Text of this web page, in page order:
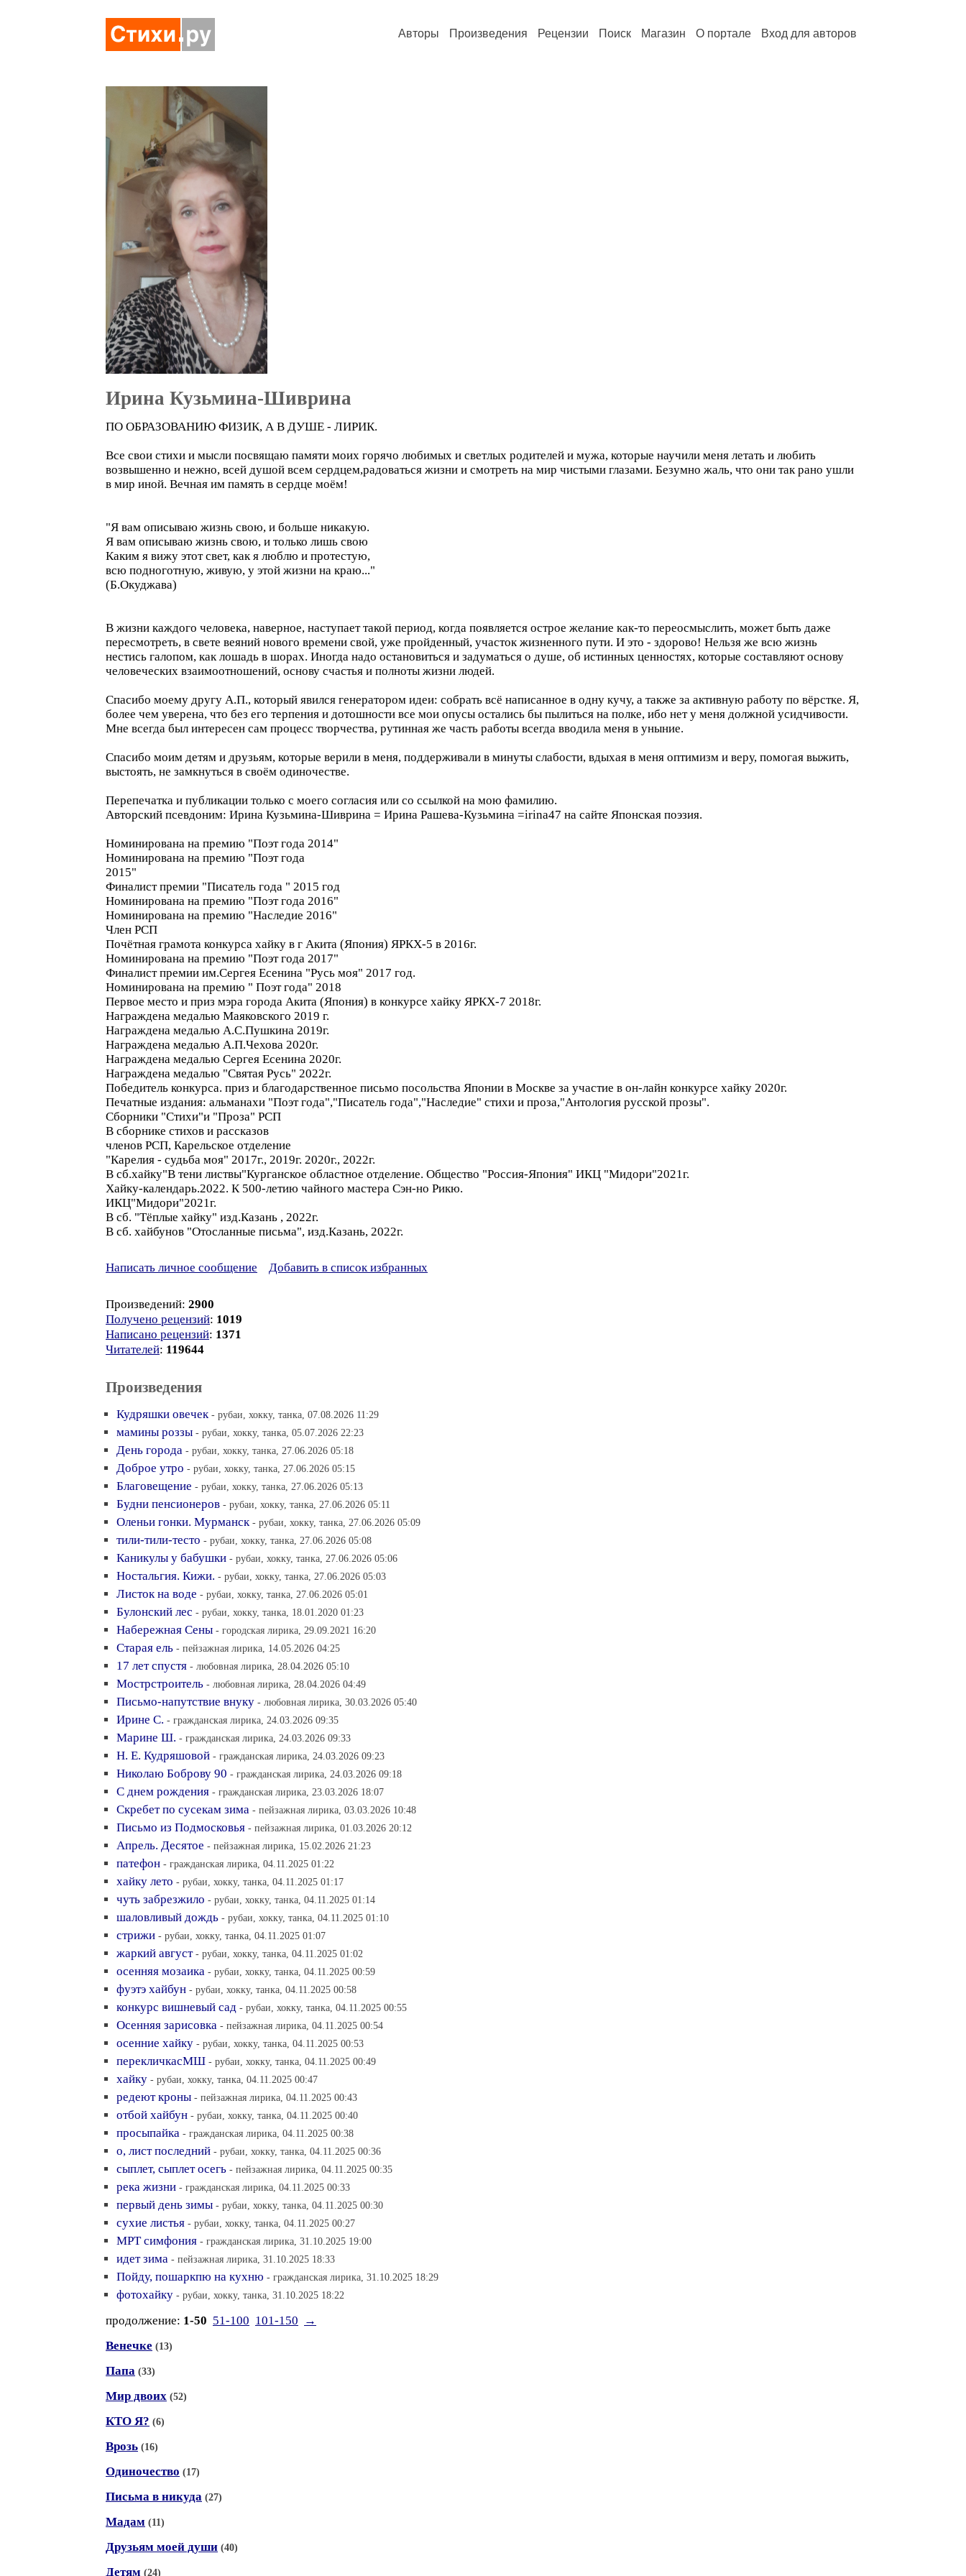
Авторы Произведения Рецензии Поиск Магазин О портале Вход для авторов
Ирина Кузьмина-Шиврина
ПО ОБРАЗОВАНИЮ ФИЗИК, А В ДУШЕ - ЛИРИК.
Все свои стихи и мысли посвящаю памяти моих горячо любимых и светлых родителей и мужа, которые научили меня летать и любить
возвышенно и нежно, всей душой всем сердцем,радоваться жизни и смотреть на мир чистыми глазами. Безумно жаль, что они так рано ушли
в мир иной. Вечная им память в сердце моём!
"Я вам описываю жизнь свою, и больше никакую.
Я вам описываю жизнь свою, и только лишь свою
Каким я вижу этот свет, как я люблю и протестую,
всю подноготную, живую, у этой жизни на краю..."
(Б.Окуджава)
В жизни каждого человека, наверное, наступает такой период, когда появляется острое желание как-то переосмыслить, может быть даже
пересмотреть, в свете веяний нового времени свой, уже пройденный, участок жизненного пути. И это - здорово! Нельзя же всю жизнь
нестись галопом, как лошадь в шорах. Иногда надо остановиться и задуматься о душе, об истинных ценностях, которые составляют основу
человеческих взаимоотношений, основу счастья и полноты жизни людей.
Спасибо моему другу А.П., который явился генератором идеи: собрать всё написанное в одну кучу, а также за активную работу по вёрстке. Я,
более чем уверена, что без его терпения и дотошности все мои опусы остались бы пылиться на полке, ибо нет у меня должной усидчивости.
Мне всегда был интересен сам процесс творчества, рутинная же часть работы всегда вводила меня в уныние.
Спасибо моим детям и друзьям, которые верили в меня, поддерживали в минуты слабости, вдыхая в меня оптимизм и веру, помогая выжить,
выстоять, не замкнуться в своём одиночестве.
Перепечатка и публикации только с моего согласия или со ссылкой на мою фамилию.
Авторский псевдоним: Ирина Кузьмина-Шиврина = Ирина Рашева-Кузьмина =irina47 на сайте Японская поэзия.
Номинирована на премию "Поэт года 2014"
Номинирована на премию "Поэт года
2015"
Финалист премии "Писатель года " 2015 год
Номинирована на премию "Поэт года 2016"
Номинирована на премию "Наследие 2016"
Член РСП
Почётная грамота конкурса хайку в г Акита (Япония) ЯРКХ-5 в 2016г.
Номинирована на премию "Поэт года 2017"
Финалист премии им.Сергея Есенина "Русь моя" 2017 год.
Номинирована на премию " Поэт года" 2018
Первое место и приз мэра города Акита (Япония) в конкурсе хайку ЯРКХ-7 2018г.
Награждена медалью Маяковского 2019 г.
Награждена медалью А.С.Пушкина 2019г.
Награждена медалью А.П.Чехова 2020г.
Награждена медалью Сергея Есенина 2020г.
Награждена медалью "Святая Русь" 2022г.
Победитель конкурса. приз и благодарственное письмо посольства Японии в Москве за участие в он-лайн конкурсе хайку 2020г.
Печатные издания: альманахи "Поэт года","Писатель года","Наследие" стихи и проза,"Антология русской прозы".
Сборники "Стихи"и "Проза" РСП
В сборнике стихов и рассказов
членов РСП, Карельское отделение
"Карелия - судьба моя" 2017г., 2019г. 2020г., 2022г.
В сб.хайку"В тени листвы"Курганское областное отделение. Общество "Россия-Япония" ИКЦ "Мидори"2021г.
Хайку-календарь.2022. К 500-летию чайного мастера Сэн-но Рикю.
ИКЦ"Мидори"2021г.
В сб. "Тёплые хайку" изд.Казань , 2022г.
В сб. хайбунов "Отосланные письма", изд.Казань, 2022г.
Написать личное сообщение Добавить в список избранных
Произведений: 2900
Получено рецензий: 1019
Написано рецензий: 1371
Читателей: 119644
Произведения
Кудряшки овечек - рубаи, хокку, танка, 07.08.2026 11:29
мамины роззы - рубаи, хокку, танка, 05.07.2026 22:23
День города - рубаи, хокку, танка, 27.06.2026 05:18
Доброе утро - рубаи, хокку, танка, 27.06.2026 05:15
Благовещение - рубаи, хокку, танка, 27.06.2026 05:13
Будни пенсионеров - рубаи, хокку, танка, 27.06.2026 05:11
Оленьи гонки. Мурманск - рубаи, хокку, танка, 27.06.2026 05:09
тили-тили-тесто - рубаи, хокку, танка, 27.06.2026 05:08
Каникулы у бабушки - рубаи, хокку, танка, 27.06.2026 05:06
Ностальгия. Кижи. - рубаи, хокку, танка, 27.06.2026 05:03
Листок на воде - рубаи, хокку, танка, 27.06.2026 05:01
Булонский лес - рубаи, хокку, танка, 18.01.2020 01:23
Набережная Сены - городская лирика, 29.09.2021 16:20
Старая ель - пейзажная лирика, 14.05.2026 04:25
17 лет спустя - любовная лирика, 28.04.2026 05:10
Мострстроитель - любовная лирика, 28.04.2026 04:49
Письмо-напутствие внуку - любовная лирика, 30.03.2026 05:40
Ирине С. - гражданская лирика, 24.03.2026 09:35
Марине Ш. - гражданская лирика, 24.03.2026 09:33
Н. Е. Кудряшовой - гражданская лирика, 24.03.2026 09:23
Николаю Боброву 90 - гражданская лирика, 24.03.2026 09:18
С днем рождения - гражданская лирика, 23.03.2026 18:07
Скребет по сусекам зима - пейзажная лирика, 03.03.2026 10:48
Письмо из Подмосковья - пейзажная лирика, 01.03.2026 20:12
Апрель. Десятое - пейзажная лирика, 15.02.2026 21:23
патефон - гражданская лирика, 04.11.2025 01:22
хайку лето - рубаи, хокку, танка, 04.11.2025 01:17
чуть забрезжило - рубаи, хокку, танка, 04.11.2025 01:14
шаловливый дождь - рубаи, хокку, танка, 04.11.2025 01:10
стрижи - рубаи, хокку, танка, 04.11.2025 01:07
жаркий август - рубаи, хокку, танка, 04.11.2025 01:02
осенняя мозаика - рубаи, хокку, танка, 04.11.2025 00:59
фуэтэ хайбун - рубаи, хокку, танка, 04.11.2025 00:58
конкурс вишневый сад - рубаи, хокку, танка, 04.11.2025 00:55
Осенняя зарисовка - пейзажная лирика, 04.11.2025 00:54
осенние хайку - рубаи, хокку, танка, 04.11.2025 00:53
перекличкасМШ - рубаи, хокку, танка, 04.11.2025 00:49
хайку - рубаи, хокку, танка, 04.11.2025 00:47
редеют кроны - пейзажная лирика, 04.11.2025 00:43
отбой хайбун - рубаи, хокку, танка, 04.11.2025 00:40
просыпайка - гражданская лирика, 04.11.2025 00:38
о, лист последний - рубаи, хокку, танка, 04.11.2025 00:36
сыплет, сыплет осегь - пейзажная лирика, 04.11.2025 00:35
река жизни - гражданская лирика, 04.11.2025 00:33
первый день зимы - рубаи, хокку, танка, 04.11.2025 00:30
сухие листья - рубаи, хокку, танка, 04.11.2025 00:27
МРТ симфония - гражданская лирика, 31.10.2025 19:00
идет зима - пейзажная лирика, 31.10.2025 18:33
Пойду, пошаркпю на кухню - гражданская лирика, 31.10.2025 18:29
фотохайку - рубаи, хокку, танка, 31.10.2025 18:22
продолжение: 1-50 51-100 101-150
→
Венечке (13)
Папа (33)
Мир двоих (52)
КТО Я? (6)
Врозь (16)
Одиночество (17)
Письма в никуда (27)
Мадам (11)
Друзьям моей души (40)
Детям (24)